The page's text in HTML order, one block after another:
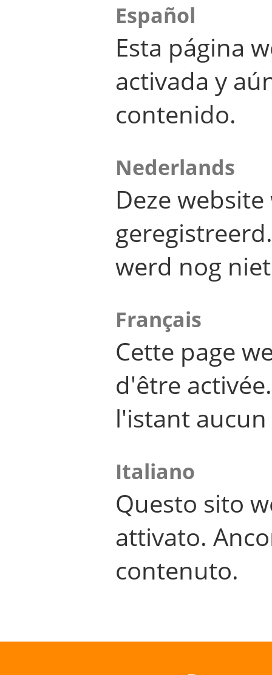
Español
Esta página
activada y
contenido.
Nederlands
Deze
werd nog
Français
Cette page
d'être
l'istant
Italiano
Questo sito
attivato.
contenuto.